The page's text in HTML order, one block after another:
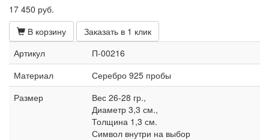
17 450 руб.
В корзину
Заказать в 1 клик
Артикул
П-00216
Материал
Серебро 925 пробы
Размер
Вес 26-28 гр.,
Диаметр 3,3 см.,
Толщина 1,3 см.
Символ внутри на выбор